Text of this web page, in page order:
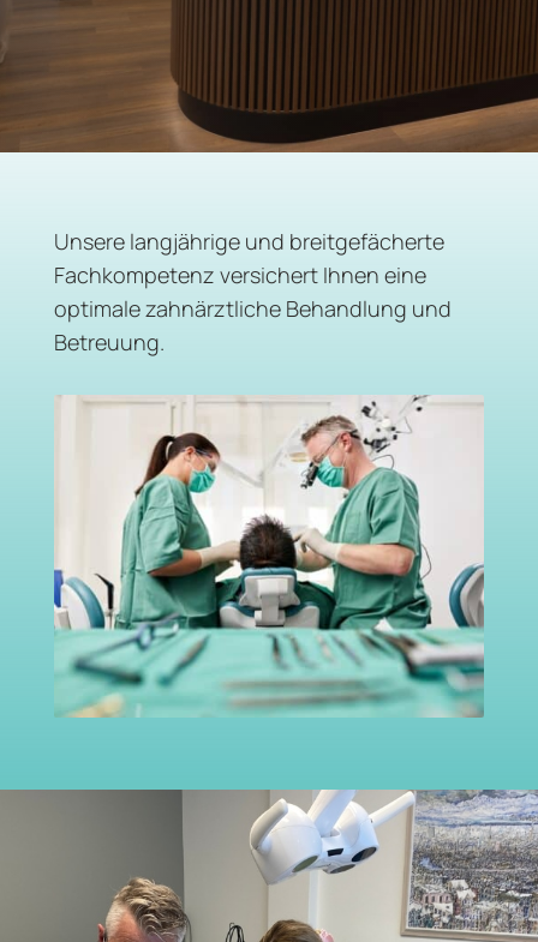
Unsere langjährige und breitgefächerte
Fachkompetenz versichert Ihnen eine
optimale zahnärztliche Behandlung und
Betreuung.